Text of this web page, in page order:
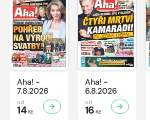
Aha! -
7.8.2026
od
14Kč
Aha! -
6.8.2026
od
16 Kč